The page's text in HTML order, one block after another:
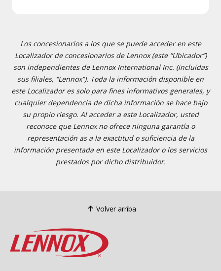
Los concesionarios a los que se puede acceder en este
Localizador de concesionarios de Lennox (este “Ubicador”)
son independientes de Lennox International Inc. (incluidas
sus filiales, “Lennox”). Toda la información disponible en
este Localizador es solo para fines informativos generales, y
cualquier dependencia de dicha información se hace bajo
su propio riesgo. Al acceder a este Localizador, usted
reconoce que Lennox no ofrece ninguna garantía o
representación as a la exactitud o suficiencia de la
información presentada en este Localizador o los servicios
prestados por dicho distribuidor.
Volver arriba